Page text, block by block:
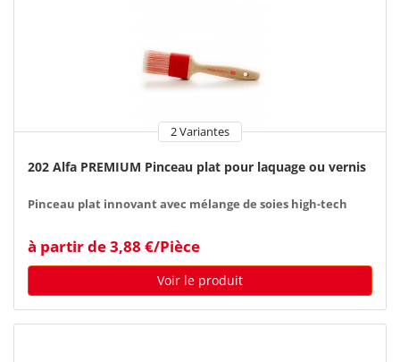
2 Variantes
202 Alfa PREMIUM Pinceau plat pour laquage ou vernis
Pinceau plat innovant avec mélange de soies high-tech
à partir de 3,88 €/Pièce
Voir le produit